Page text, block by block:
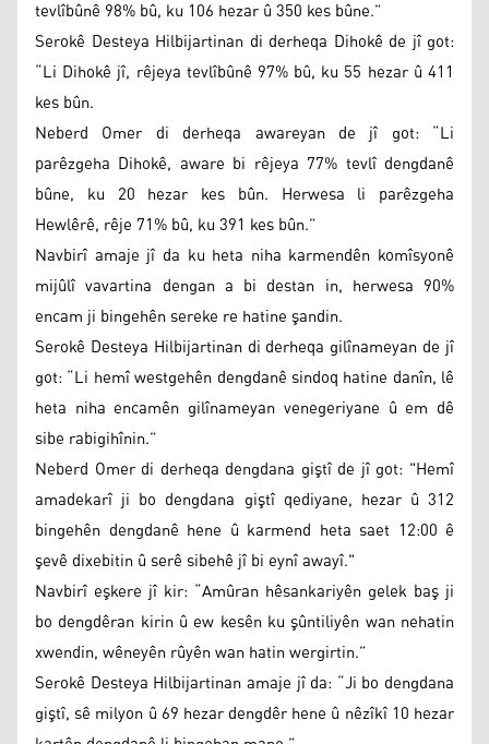
tevlîbûnê 98% bû, ku 106 hezar û 350 kes bûne.”
Serokê Desteya Hilbijartinan di derheqa Dihokê de jî got:
“Li Dihokê jî, rêjeya tevlîbûnê 97% bû, ku 55 hezar û 411
kes bûn.
Neberd Omer di derheqa awareyan de jî got: “Li
parêzgeha Dihokê, aware bi rêjeya 77% tevlî dengdanê
bûne, ku 20 hezar kes bûn. Herwesa li parêzgeha
Hewlêrê, rêje 71% bû, ku 391 kes bûn.”
Navbirî amaje jî da ku heta niha karmendên komîsyonê
mijûlî vavartina dengan a bi destan in, herwesa 90%
encam ji bingehên sereke re hatine şandin.
Serokê Desteya Hilbijartinan di derheqa gilînameyan de jî
got: “Li hemî westgehên dengdanê sindoq hatine danîn, lê
heta niha encamên gilînameyan venegeriyane û em dê
sibe rabigihînin.”
Neberd Omer di derheqa dengdana giştî de jî got: "Hemî
amadekarî ji bo dengdana giştî qediyane, hezar û 312
bingehên dengdanê hene û karmend heta saet 12:00 ê
şevê dixebitin û serê sibehê jî bi eynî awayî."
Navbirî eşkere jî kir: “Amûran hêsankariyên gelek baş ji
bo dengdêran kirin û ew kesên ku şûntiliyên wan nehatin
xwendin, wêneyên rûyên wan hatin wergirtin.”
Serokê Desteya Hilbijartinan amaje jî da: “Ji bo dengdana
giştî, sê milyon û 69 hezar dengdêr hene û nêzîkî 10 hezar